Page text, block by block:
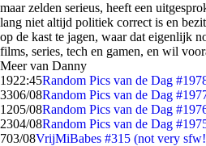
maar zelden serieus, heeft een
lang niet altijd politiek correct is en
op de kast te jagen, waar dat eigenlijk
films, series, tech en gamen, en wil
Meer van Danny
1922:45Random Pics van de Dag
3306/08Random Pics van de Dag
1205/08Random Pics van de Dag
2304/08Random Pics van de Dag
703/08VrijMiBabes #315 (not very